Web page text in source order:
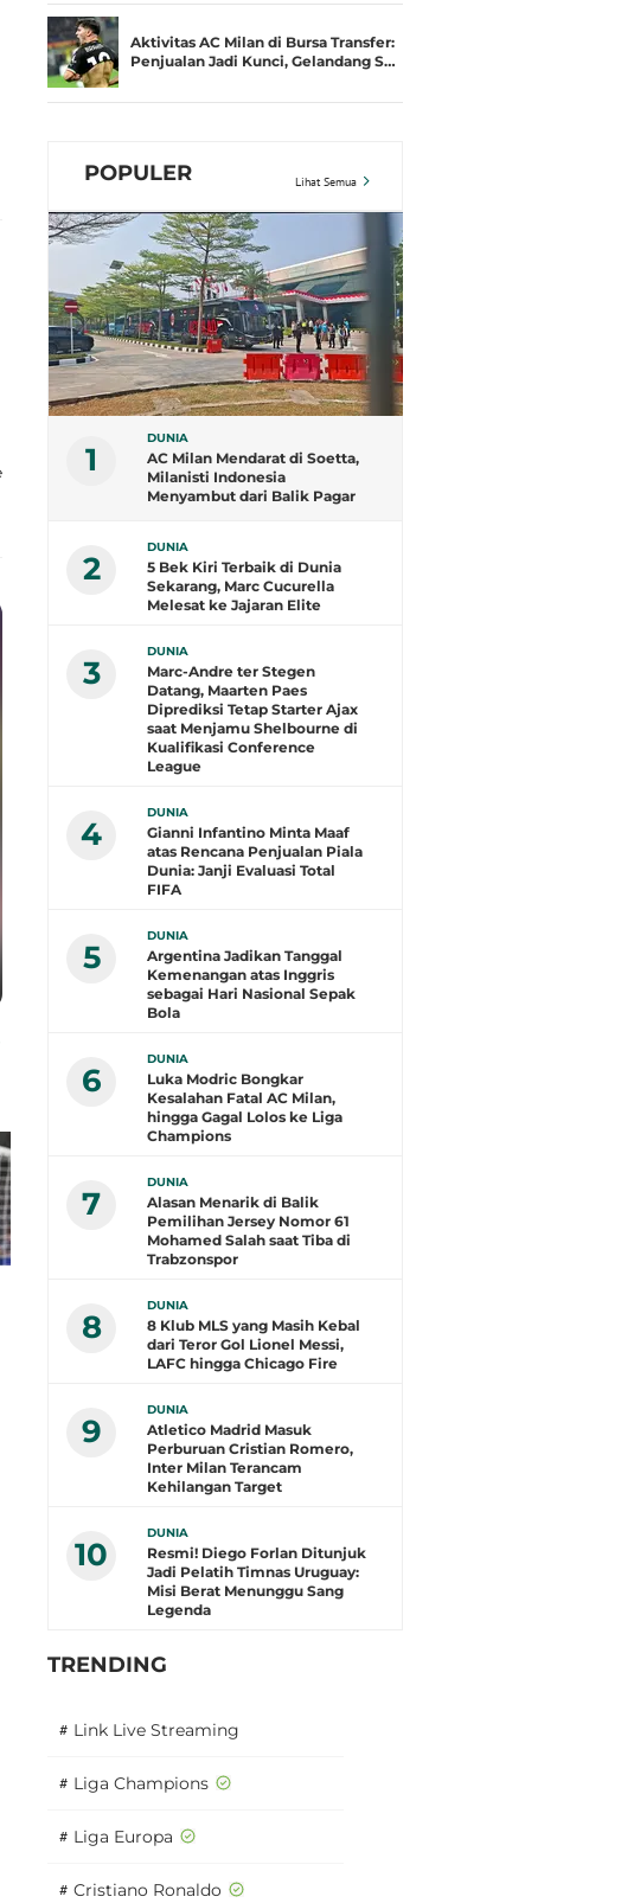
Aktivitas AC Milan di Bursa Transfer:
Penjualan Jadi Kunci, Gelandang S…
POPULER Lihat Semua
1
DUNIA
AC Milan Mendarat di Soetta,
Milanisti Indonesia
Menyambut dari Balik Pagar
2
DUNIA
5 Bek Kiri Terbaik di Dunia
Sekarang, Marc Cucurella
Melesat ke Jajaran Elite
3
DUNIA
Marc-Andre ter Stegen
Datang, Maarten Paes
Diprediksi Tetap Starter Ajax
saat Menjamu Shelbourne di
Kualifikasi Conference
League
4
DUNIA
Gianni Infantino Minta Maaf
atas Rencana Penjualan Piala
Dunia: Janji Evaluasi Total
FIFA
5
DUNIA
Argentina Jadikan Tanggal
Kemenangan atas Inggris
sebagai Hari Nasional Sepak
Bola
6
DUNIA
Luka Modric Bongkar
Kesalahan Fatal AC Milan,
hingga Gagal Lolos ke Liga
Champions
7
DUNIA
Alasan Menarik di Balik
Pemilihan Jersey Nomor 61
Mohamed Salah saat Tiba di
Trabzonspor
8
DUNIA
8 Klub MLS yang Masih Kebal
dari Teror Gol Lionel Messi,
LAFC hingga Chicago Fire
9
DUNIA
Atletico Madrid Masuk
Perburuan Cristian Romero,
Inter Milan Terancam
Kehilangan Target
10
DUNIA
Resmi! Diego Forlan Ditunjuk
Jadi Pelatih Timnas Uruguay:
Misi Berat Menunggu Sang
Legenda
TRENDING
# Link Live Streaming
# Liga Champions
# Liga Europa
# Cristiano Ronaldo